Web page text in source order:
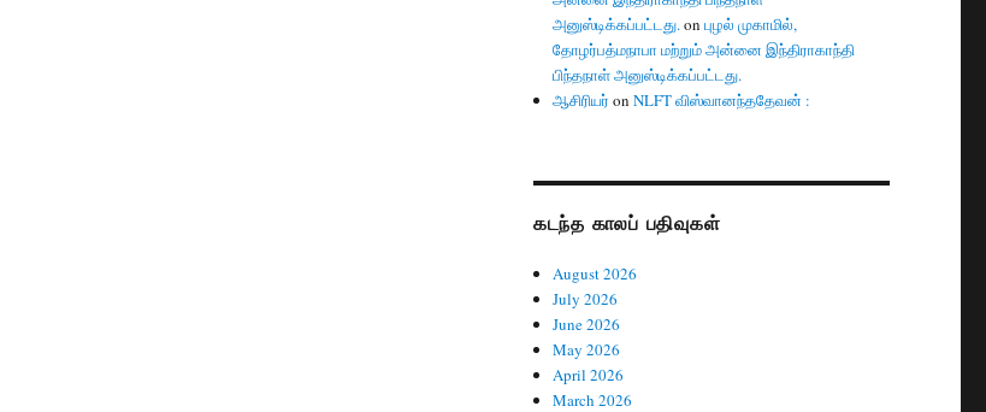
அனுஸ்டிக்கப்பட்டது.onபுழல் முகாமில்,
தோழர்பத்மநாபா மற்றும் அன்னை இந்திராகாந்தி
பிந்தநாள் அனுஸ்டிக்கப்பட்டது.
ஆசிரியர் onNLFT விஸ்வானந்ததேவன் :
கடந்த காலப் பதிவுகள்
August 2026
July 2026
June 2026
May 2026
April 2026
March 2026